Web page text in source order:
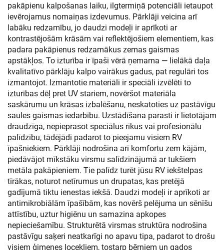
pakāpienu kalpošanas laiku, ilgtermiņā potenciāli ietaupot
ievērojamus nomaiņas izdevumus. Pārklāji veicina arī
labāku redzamību, jo daudzi modeļi ir aprīkoti ar
kontrastējošām krāsām vai reflektējošiem elementiem, kas
padara pakāpienus redzamākus zemas gaismas
apstākļos. To izturība ir īpaši vērā ņemama — lielākā daļa
kvalitatīvo pārklāju kalpo vairākus gadus, pat regulāri tos
izmantojot. Izmantotie materiāli ir speciāli izvēlēti to
izturības dēļ pret UV stariem, novēršot materiāla
saskārumu un krāsas izbalēšanu, neskatoties uz pastāvīgu
saules gaismas iedarbību. Uzstādīšana parasti ir lietotājam
draudzīga, nepieprasot speciālus rīkus vai profesionālu
palīdzību, tādējādi padarot to pieejamu visiem RV
īpašniekiem. Pārklāji nodrošina arī komfortu zem kājām,
piedāvājot mīkstāku virsmu salīdzinājumā ar tukšiem
metāla pakāpieniem. Tie palīdz turēt jūsu RV iekštelpas
tīrākas, noturot netīrumus un drupatas, kas pretējā
gadījumā tiktu ienestas iekšā. Daudzi modeļi ir aprīkoti ar
antimikrobiālām īpašībām, kas novērš pelējuma un sēnīšu
attīstību, uztur higiēnu un samazina apkopes
nepieciešamību. Strukturētā virsmas struktūra nodrošina
pastāvīgu saķeri neatkarīgi no apavu tipa, padarot to drošu
visiem ģimenes locekļiem, tostarp bērniem un gados